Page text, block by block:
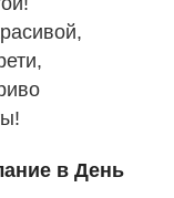
в День